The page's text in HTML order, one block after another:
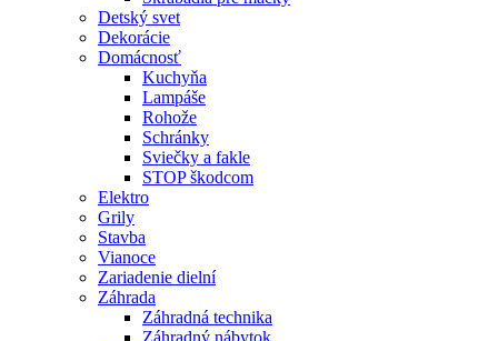
Detský svet
Dekorácie
Domácnosť
Kuchyňa
Lampáše
Rohože
Schránky
Sviečky a fakle
STOP škodcom
Elektro
Grily
Stavba
Vianoce
Zariadenie dielní
Záhrada
Záhradná technika
Záhradný nábytok